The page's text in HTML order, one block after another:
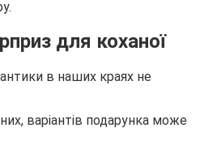
для коханої
в наших краях не
варіантів подарунка може